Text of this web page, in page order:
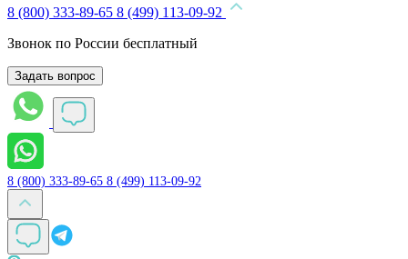
8 (800) 333-89-65 8 (499) 113-09-92
Звонок по России бесплатный
Задать вопрос
8 (800) 333-89-65 8 (499) 113-09-92